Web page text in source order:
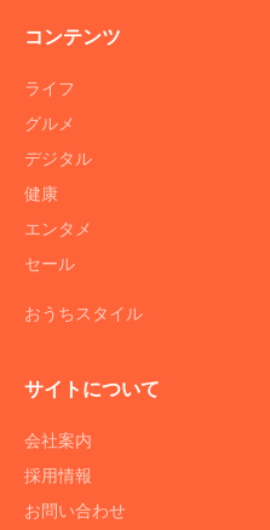
コンテンツ
ライフ
グルメ
デジタル
健康
エンタメ
セール
おうちスタイル
サイトについて
会社案内
採用情報
お問い合わせ